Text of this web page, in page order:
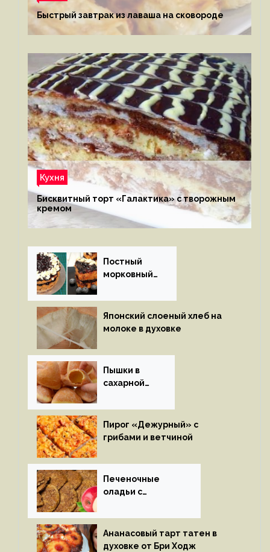
Быстрый завтрак из лаваша на сковороде
Кухня
Бисквитный торт «Галактика» с творожным
кремом
Постный
морковный
Японский слоеный хлеб на
молоке в духовке
Пышки в
сахарной
Пирог «Дежурный» с
грибами и ветчиной
Печеночные
оладьи с
Ананасовый тарт татен в
духовке от Бри Ходж